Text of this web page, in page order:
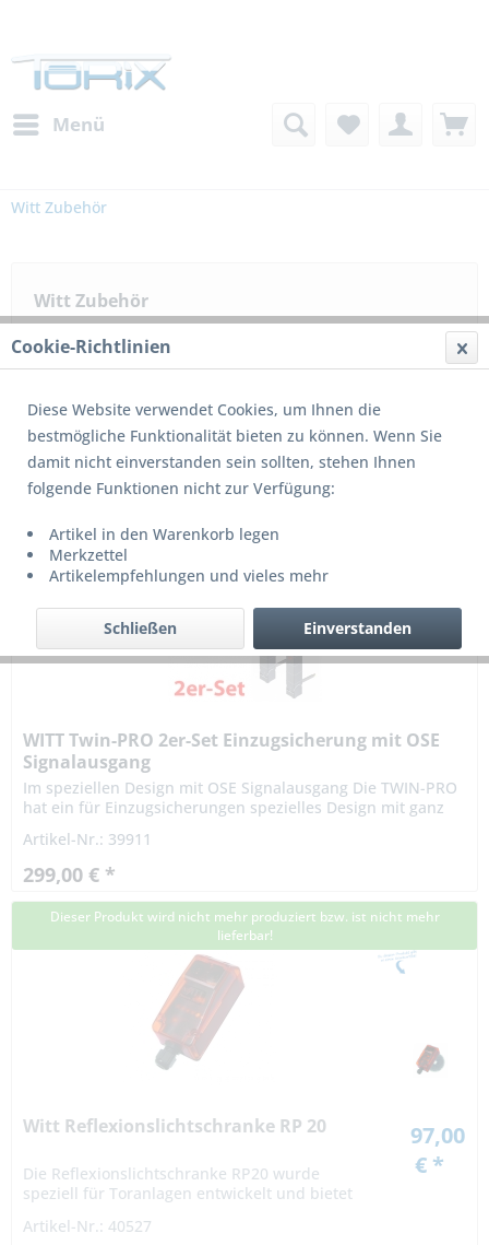
Menü
Witt Zubehör
Witt Zubehör
3 von3
WITT Twin-PRO 2er-Set Einzugsicherung mit OSE
Signalausgang
Im speziellen Design mit OSE Signalausgang Die TWIN-PRO
hat ein für Einzugsicherungen spezielles Design mit ganz
allen...
Artikel-Nr.: 39911
299,00 € *
Dieser Produkt wird nicht mehr produziert bzw. ist nicht mehr
lieferbar!
Witt Reflexionslichtschranke RP 20
Die Reflexionslichtschranke RP20 wurde
speziell für Toranlagen entwickelt und bietet
Highlights: Polfilter: Erkennt auch „glänzende“...
Artikel-Nr.: 40527
97,00
€ *
Cookie-Richtlinien
Diese Website verwendet Cookies, um Ihnen die
bestmögliche Funktionalität bieten zu können. Wenn Sie
damit nicht einverstanden sein sollten, stehen Ihnen
folgende Funktionen nicht zur Verfügung:
Artikel in den Warenkorb legen
Merkzettel
Artikelempfehlungen und vieles mehr
Einverstanden
Schließen